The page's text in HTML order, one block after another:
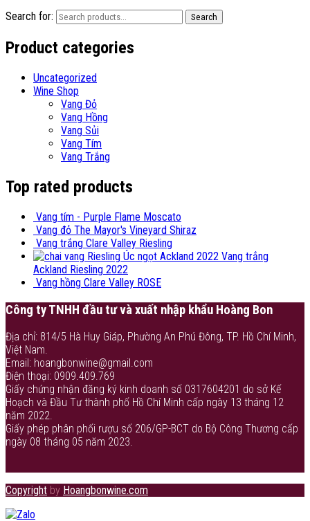
Search for: Search
Product categories
Uncategorized
Wine Shop
Vang Đỏ
Vang Hồng
Vang Sủi
Vang Tím
Vang Trắng
Top rated products
Vang tím - Purple Flame Moscato
Vang đỏ The Mayor's Vineyard Shiraz
Vang trắng Clare Valley Riesling
Vang trắng
Ackland Riesling 2022
Vang hồng Clare Valley ROSE
Công ty TNHH đầu tư và xuất nhập khẩu Hoàng Bon
Địa chỉ: 814/5 Hà Huy Giáp, Phường An Phú Đông, TP. Hồ Chí Minh,
Việt Nam.
Email: hoangbonwine@gmail.com
Điện thoại: 0909.409.769
Giấy chứng nhận đăng ký kinh doanh số 0317604201 do sở Kế
Hoạch và Đầu Tư thành phố Hồ Chí Minh cấp ngày 13 tháng 12
năm 2022.
Giấy phép phân phối rượu số 206/GP-BCT do Bộ Công Thương cấp
ngày 08 tháng 05 năm 2023.
Copyright by Hoangbonwine.com